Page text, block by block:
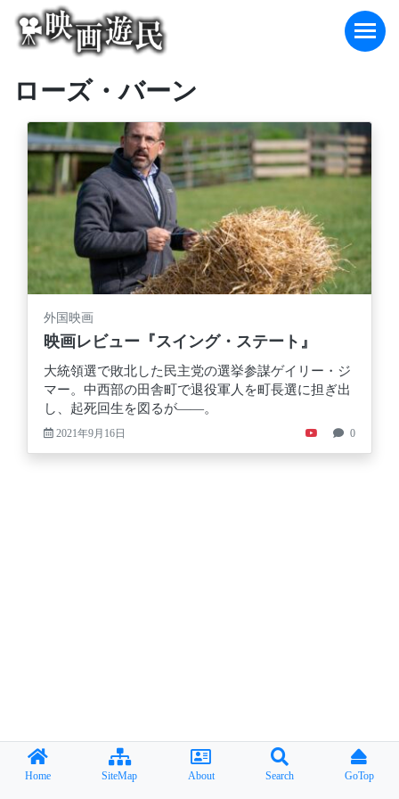
content
ローズ・バーン
外国映画
映画レビュー『スイング・ステート』
大統領選で敗北した民主党の選挙参謀ゲイリー・ジ
マー。中西部の田舎町で退役軍人を町長選に担ぎ出
し、起死回生を図るが――。
2021年9月16日 0
Home SiteMap About Search GoTop